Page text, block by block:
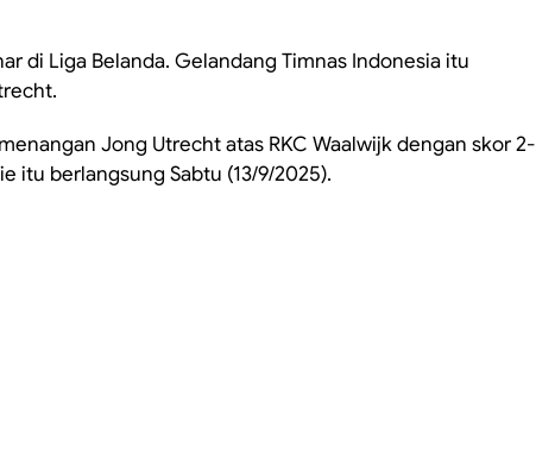
di Liga Belanda. Gelandang Timnas Indonesia itu
Jong Utrecht atas RKC Waalwijk dengan skor 2-
itu berlangsung Sabtu (13/9/2025).